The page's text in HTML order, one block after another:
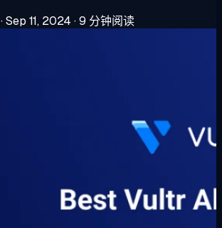
·Sep 11, 2024 ·9 分钟阅读